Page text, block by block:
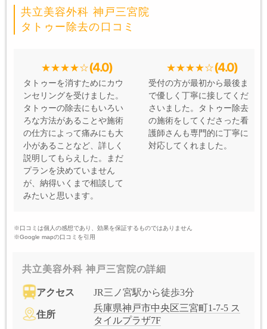
共立美容外科 神戸三宮院
タトゥー除去の口コミ
(4.0)
タトゥーを消すためにカウ
ンセリングを受けました。
タトゥーの除去にもいろい
ろな方法があることや施術
の仕方によって痛みにも大
小があることなど、詳しく
説明してもらえした。まだ
プランを決めていません
が、納得いくまで相談して
みたいと思います。
(4.0)
受付の方が最初から最後ま
で優しく丁寧に接してくだ
さいました。タトゥー除去
の施術をしてくださった看
護師さんも専門的に丁寧に
対応してくれました。
※口コミは個人の感想であり、効果を保証するものではありません
※Google mapの口コミを引用
共立美容外科 神戸三宮院の詳細
アクセス JR三ノ宮駅から徒歩3分
住所
兵庫県神戸市中央区三宮町1-7-5 ス
タイルプラザ7F